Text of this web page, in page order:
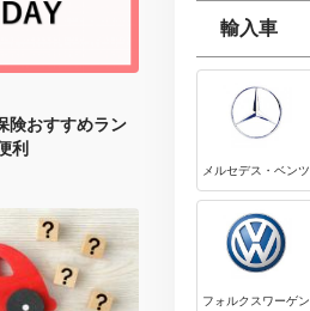
険おすすめラン
利
輸入車
メルセデス・ベンツ
フォルクスワーゲン